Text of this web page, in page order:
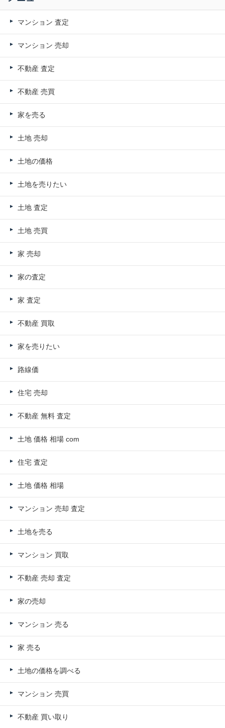
マンション 査定
マンション 売却
不動産 査定
不動産 売買
家を売る
土地 売却
土地の価格
土地を売りたい
土地 査定
土地 売買
家 売却
家の査定
家 査定
不動産 買取
家を売りたい
路線価
住宅 売却
不動産 無料 査定
土地 価格 相場 com
住宅 査定
土地 価格 相場
マンション 売却 査定
土地を売る
マンション 買取
不動産 売却 査定
家の売却
マンション 売る
家 売る
土地の価格を調べる
マンション 売買
不動産 買い取り